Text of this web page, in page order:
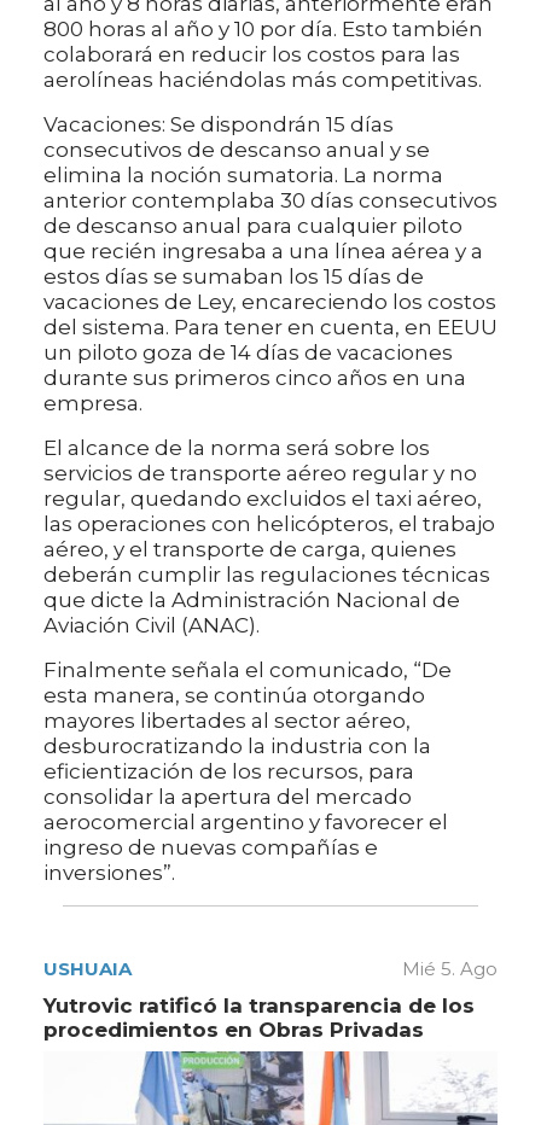
800 horas al año y 10 por día. Esto también
colaborará en reducir los costos para las
aerolíneas haciéndolas más competitivas.
Vacaciones: Se dispondrán 15 días
consecutivos de descanso anual y se
elimina la noción sumatoria. La norma
anterior contemplaba 30 días consecutivos
de descanso anual para cualquier piloto
que recién ingresaba a una línea aérea y a
estos días se sumaban los 15 días de
vacaciones de Ley, encareciendo los costos
del sistema. Para tener en cuenta, en EEUU
un piloto goza de 14 días de vacaciones
durante sus primeros cinco años en una
empresa.
El alcance de la norma será sobre los
servicios de transporte aéreo regular y no
regular, quedando excluidos el taxi aéreo,
las operaciones con helicópteros, el trabajo
aéreo, y el transporte de carga, quienes
deberán cumplir las regulaciones técnicas
que dicte la Administración Nacional de
Aviación Civil (ANAC).
Finalmente señala el comunicado, “De
esta manera, se continúa otorgando
mayores libertades al sector aéreo,
desburocratizando la industria con la
eficientización de los recursos, para
consolidar la apertura del mercado
aerocomercial argentino y favorecer el
ingreso de nuevas compañías e
inversiones”.
USHUAIA Mié 5. Ago
Yutrovic ratificó la transparencia de los
procedimientos en Obras Privadas